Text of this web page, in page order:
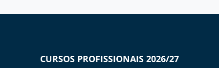
CURSOS PROFISSIONAIS 2026/27